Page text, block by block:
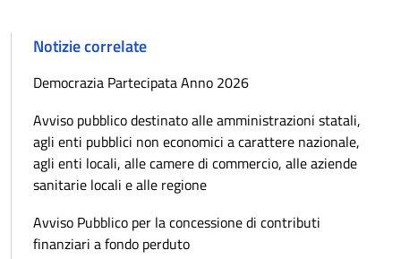
Notizie correlate
Democrazia Partecipata Anno 2026
Avviso pubblico destinato alle amministrazioni statali,
agli enti pubblici non economici a carattere nazionale,
agli enti locali, alle camere di commercio, alle aziende
sanitarie locali e alle regione
Avviso Pubblico per la concessione di contributi
finanziari a fondo perduto